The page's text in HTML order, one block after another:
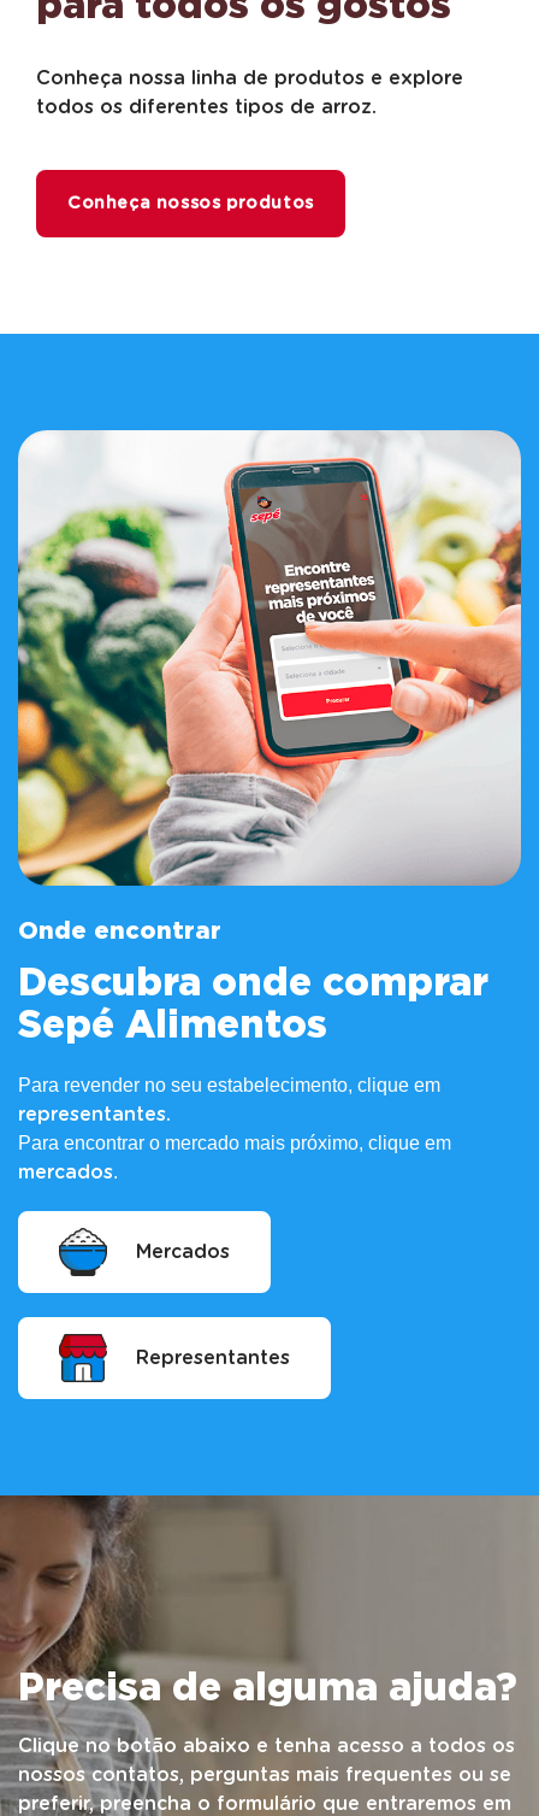
Conheça nossa linha de produtos e explore
todos os diferentes tipos de arroz.
Conheça nossos produtos
Onde encontrar
Descubra onde comprar
Sepé Alimentos
Para revender no seu estabelecimento, clique em
representantes.
Para encontrar o mercado mais próximo, clique em
mercados.
Mercados
Representantes
Precisa de alguma ajuda?
Clique no botão abaixo e tenha acesso a todos os
nossos contatos, perguntas mais frequentes ou se
preferir, preencha o formulário que entraremos em